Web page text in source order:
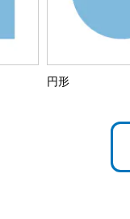
円形